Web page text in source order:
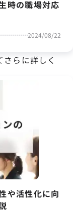
時の職場対応
2024/08/22
らに詳しく
や活性化に向